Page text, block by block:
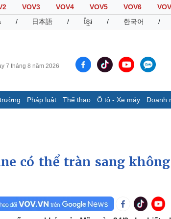
VOV3 VOV4 VOV5 VOV6
/ 日本語 / ខ្មែរ / 한국어 /
7 tháng 8 năm 2026
Pháp luật Thể thao Ô tô - Xe máy Doanh
Infographic
Ô tô - Xe máy
có thể tràn sang